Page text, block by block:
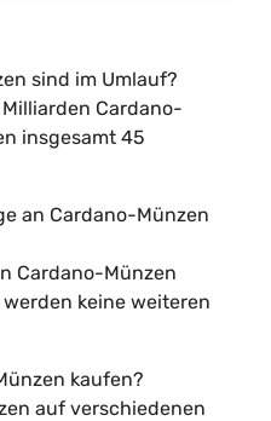
sind im Umlauf?
Cardano-
insgesamt 45
an Cardano-Münzen
Cardano-Münzen
keine weiteren
kaufen?
auf verschiedenen